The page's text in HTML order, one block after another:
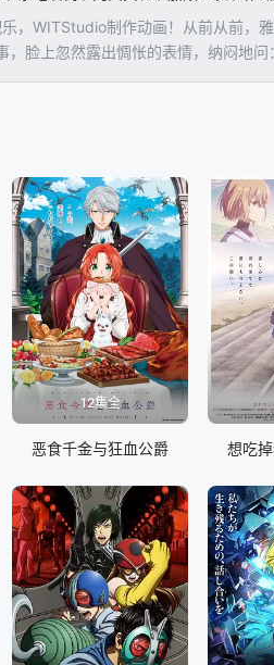
，WITStudio制作动画！从前从前，
脸上忽然露出惆怅的表情，纳闷地问
12集全
恶食千金与狂血公爵 想吃